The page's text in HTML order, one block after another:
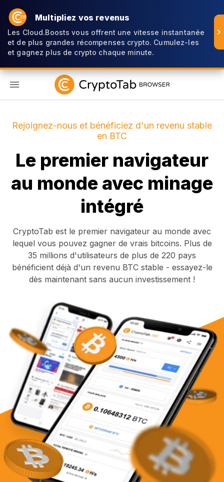
Multipliez vos revenus
Les Cloud.Boosts vous offrent une vitesse instantanée
et de plus grandes récompenses crypto. Cumulez-les
et gagnez plus de crypto chaque minute.
Rejoignez-nous et bénéficiez d'un revenu stable
en BTC
Le premier navigateur
au monde avec minage
intégré
CryptoTab est le premier navigateur au monde avec
lequel vous pouvez gagner de vrais bitcoins. Plus de
35 millions d'utilisateurs de plus de 220 pays
bénéficient déjà d'un revenu BTC stable - essayez-le
dès maintenant sans aucun investissement !